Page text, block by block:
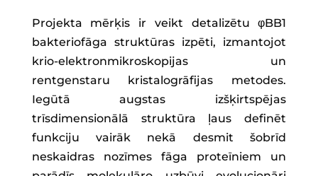
Projekta mērķis ir veikt detalizētu φBB1
bakteriofāga struktūras izpēti, izmantojot
krio-elektronmikroskopijas un
rentgenstaru kristalogrāfijas metodes.
Iegūtā augstas izšķirtspējas
trīsdimensionālā struktūra ļaus definēt
funkciju vairāk nekā desmit šobrīd
neskaidras nozīmes fāga proteīniem un